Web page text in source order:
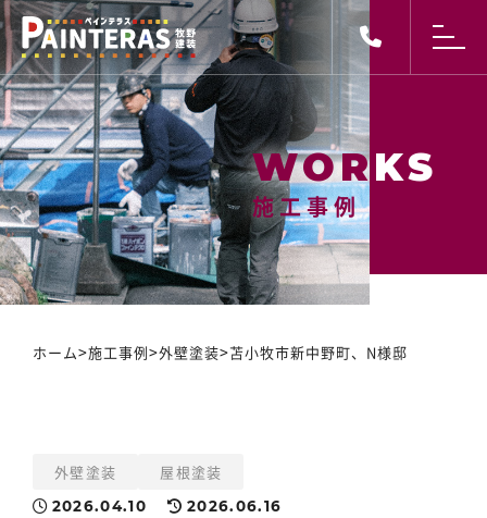
施工事例
施工事例
ホーム>施工事例>外壁塗装>苫小牧市新中野町、N様邸
外壁塗装 屋根塗装
2026.04.10 2026.06.16